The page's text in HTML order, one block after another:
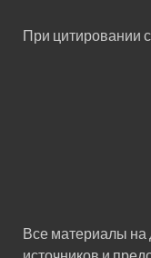
При цитировании
Все материалы на